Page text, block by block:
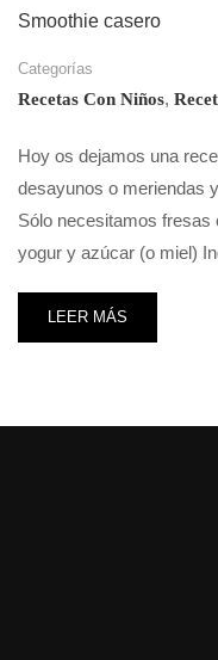
Smoothie casero
Categorías
Recetas Con Niños,
Hoy os dejamos una
desayunos o meriendas
Sólo necesitamos fresas
yogur y azúcar (o miel)
LEER MÁS